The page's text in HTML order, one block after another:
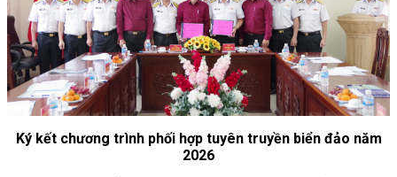
Ký kết chương trình phối hợp tuyên truyền biển đảo năm
2026